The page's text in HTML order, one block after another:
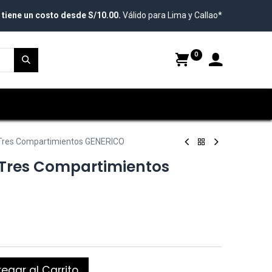
un costo desde S/10.00. Válido para Lima y Callao*
0
Compartimientos GENERICO
Compartimientos